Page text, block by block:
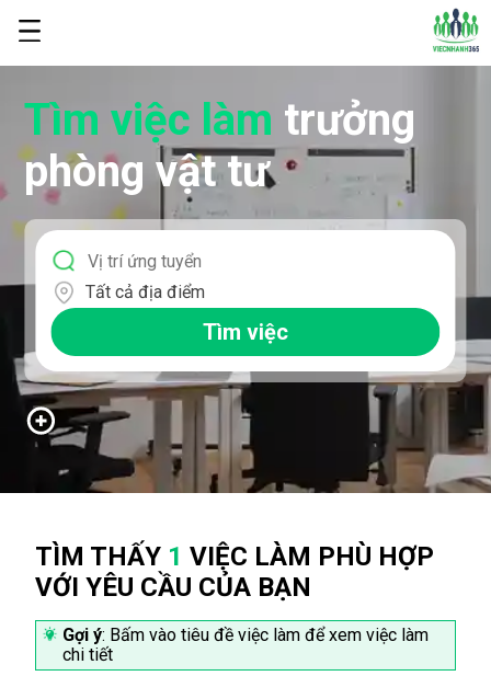
Tìm việc làm trưởng
phòng vật tư
Tất cả địa điểm
Tìm việc
TÌM THẤY 1 VIỆC LÀM PHÙ HỢP
VỚI YÊU CẦU CỦA BẠN
Gợi ý: Bấm vào tiêu đề việc làm để xem việc làm
chi tiết